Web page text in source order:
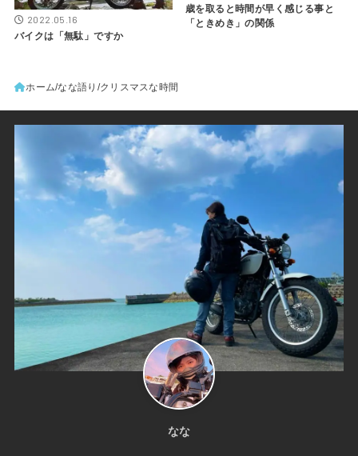
2022.05.16
バイクは「無駄」ですか
歳を取ると時間が早く感じる事と
「ときめき」の関係
ホーム なな語り クリスマスな時間
なな